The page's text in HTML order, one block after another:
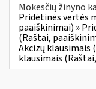
Mokesčių žinyno
Pridėtinės vertės
paaiškinimai) »
(Raštai,
Akcizų klausimais
klausimais